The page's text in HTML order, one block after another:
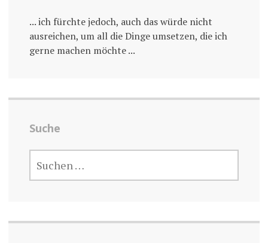
... ich fürchte jedoch, auch das würde nicht
ausreichen, um all die Dinge umsetzen, die ich
gerne machen möchte ...
Suche
NACH: